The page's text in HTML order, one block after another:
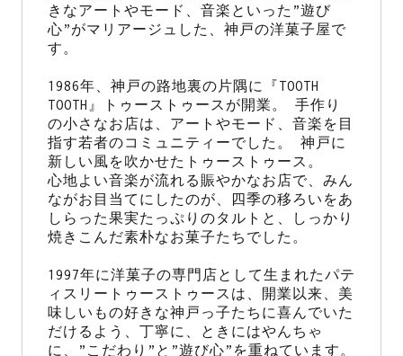
きなアートやモード、音楽といった”遊び
心”がマリアージュした、神戸の洋菓子屋で
す。
1986年、神戸の路地裏の片隅に『TOOTH
TOOTH』トゥーストゥースが開業。 手作り
の小さなお店は、アートやモード、音楽を目
指す若者のコミュニティーでした。 神戸に
新しい風を吹かせたトゥーストゥース。
心地よい音楽が流れる賑やかなお店で、みん
ながお目当てにしたのが、四季の移ろいをあ
しらった果実たっぷりのタルトと、しっかり
焼きこんだ素朴なお菓子たちでした。
1997年に洋菓子の専門店として生まれたパテ
ィスリートゥーストゥースは、開業以来、美
味しいもの好きな神戸っ子たちに喜んでいた
だけるよう、丁寧に、ときにはやんちゃ
に、”こだわり”と”遊び心”を重ねています。